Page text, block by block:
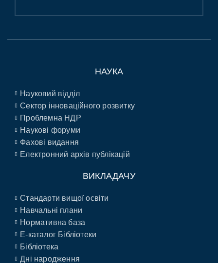
НАУКА
Науковий відділ
Сектор інноваційного розвитку
Проблемна НДР
Наукові форуми
Фахові видання
Електронний архів публікацій
ВИКЛАДАЧУ
Стандарти вищої освіти
Навчальні плани
Нормативна база
E-каталог Бібліотеки
Бібліотека
Дні народження